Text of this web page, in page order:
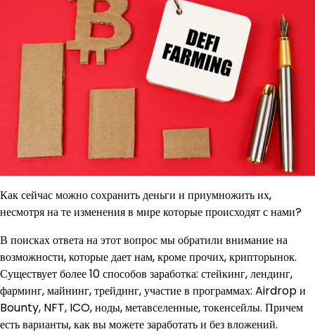
Как сейчас можно сохранить деньги и приумножить их,
несмотря на те изменения в мире которые происходят с нами?
В поисках ответа на этот вопрос мы обратили внимание на
возможности, которые дает нам, кроме прочих, крипторынок.
Существует более 10 способов заработка: стейкинг, лендинг,
фарминг, майнинг, трейдинг, участие в программах: Airdrop и
Bounty, NFT, ICO, ноды, метавселенные, токенсейлы. Причем
есть варианты, как вы можете заработать и без вложений.